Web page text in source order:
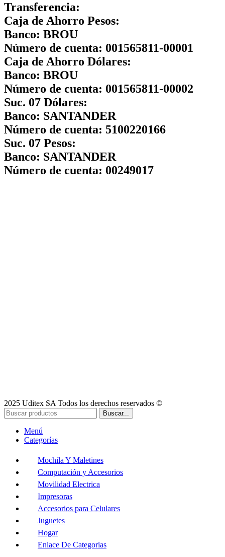
Transferencia:
Caja de Ahorro Pesos:
Banco: BROU
Número de cuenta: 001565811-00001
Caja de Ahorro Dólares:
Banco: BROU
Número de cuenta: 001565811-00002
Suc. 07 Dólares:
Banco: SANTANDER
Número de cuenta: 5100220166
Suc. 07 Pesos:
Banco: SANTANDER
Número de cuenta: 00249017
2025 Uditex SA Todos los derechos reservados ©
Buscar...
Menú
Categorías
Mochila Y Maletines
Computación y Accesorios
Movilidad Electrica
Impresoras
Accesorios para Celulares
Juguetes
Hogar
Enlace De Categorias